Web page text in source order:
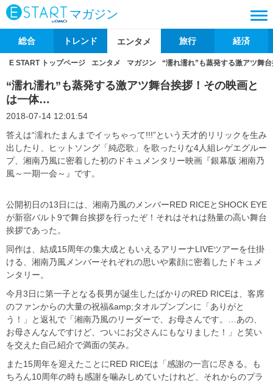
マガジン
総合 トレンド エンタメ 旅行 経済
E START トップページ エンタメ マガジン “濡れ濡れ”も蒸発する激アツ舞
“濡れ濡れ”も蒸発する激アツ舞台挨拶！その映画と
は一体…
2018-07-14 12:01:54
答えは“濡れたまんまでイッちゃって!!!”という天才的リリックを生み
出したり、ヒットソング「純恋歌」を歌ったりな4人組レゲエグルー
プ、湘南乃風に密着した初のドキュメンタリー映画『銀幕版 湘南乃
風～一期一会～』です。
公開初日の13日には、湘南乃風のメンバーRED RICEとSHOCK EYE
が新宿バルト9で舞台挨拶を行ったぞ！それはそれは熱量の高い舞台
挨拶であった。
同作は、結成15周年の集大成ともいえるアリーナLIVEツアーを仕掛
ける、湘南乃風メンバーそれぞれの思いや素顔に密着したドキュメ
ンタリー。
今月3日に第一子となる長男が誕生したばかりのRED RICEは、客席
のファンからの大量の祝福&amp;タオルブンブンに「ありがと
う！」と返礼で「湘南乃風のリーダーで、お母さんです。…あの、
お母さんなんですけど、ついにお父さんにもなりました！」と笑い
を交えた自己紹介で満面の笑み。
また15周年を迎えたことにRED RICEは「感謝の一言に尽きる。も
ちろん10周年の時も感謝を噛みしめていたけれど、それからのプラ